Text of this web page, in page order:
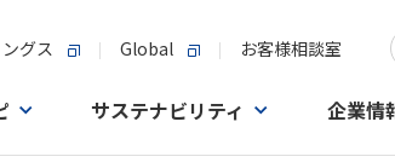
グス Global お客様相談室
サステナビリティ 企業情